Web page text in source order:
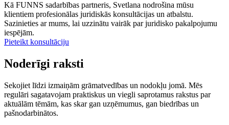
Kā FUNNS sadarbības partneris, Svetlana nodrošina mūsu
klientiem profesionālas juridiskās konsultācijas un atbalstu.
Sazinieties ar mums, lai uzzinātu vairāk par juridisko pakalpojumu
iespējām.
Pieteikt konsultāciju
Noderīgi raksti
Sekojiet līdzi izmaiņām grāmatvedības un nodokļu jomā. Mēs
regulāri sagatavojam praktiskus un viegli saprotamus rakstus par
aktuālām tēmām, kas skar gan uzņēmumus, gan biedrības un
pašnodarbinātos.